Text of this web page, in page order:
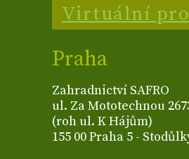
Virtuální
Praha
Zahradnictví SAFRO
ul. Za Mototechnou
(roh ul. K Hájům)
155 00 Praha 5 -